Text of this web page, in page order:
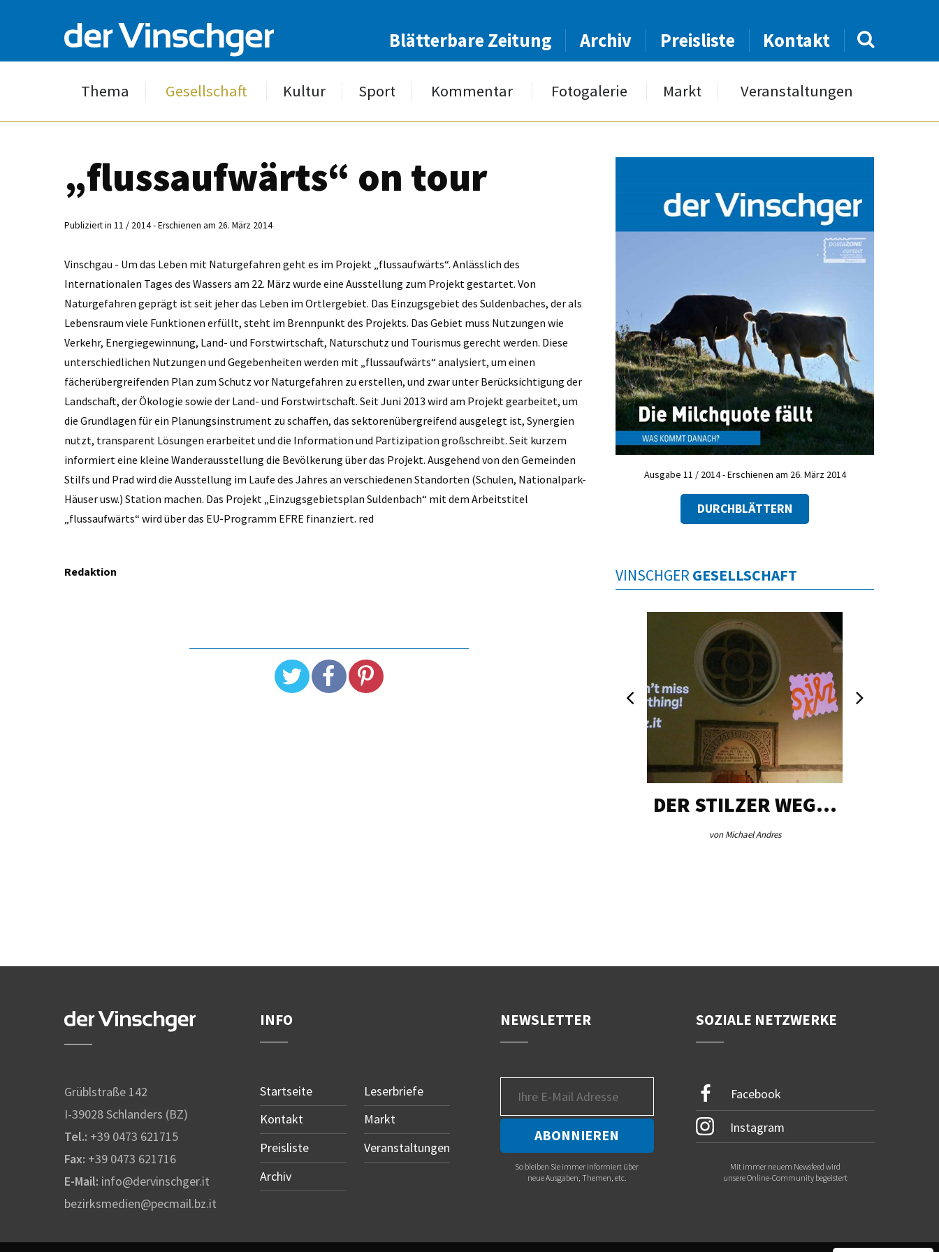
Blätterbare Zeitung Archiv Preisliste Kontakt
Thema Gesellschaft Kultur Sport Kommentar Fotogalerie Markt Veranstaltungen
„flussaufwärts“ on tour
Publiziert in 11 / 2014 - Erschienen am 26. März 2014
Vinschgau - Um das Leben mit Naturgefahren geht es im Projekt „flussaufwärts“. Anlässlich des
Internationalen Tages des Wassers am 22. März wurde eine Ausstellung zum Projekt gestartet. Von
Naturgefahren geprägt ist seit jeher das Leben im Ortlergebiet. Das Einzugsgebiet des Suldenbaches, der als
Lebensraum viele Funktionen erfüllt, steht im Brennpunkt des Projekts. Das Gebiet muss Nutzungen wie
Verkehr, Energiegewinnung, Land- und Forstwirtschaft, Naturschutz und Tourismus gerecht werden. Diese
unterschiedlichen Nutzungen und Gegebenheiten werden mit „flussaufwärts“ analysiert, um einen
fächerübergreifenden Plan zum Schutz vor Naturgefahren zu erstellen, und zwar unter Berücksichtigung der
Landschaft, der Ökologie sowie der Land- und Forstwirtschaft. Seit Juni 2013 wird am Projekt gearbeitet, um
die Grundlagen für ein Planungsinstrument zu schaffen, das sektorenübergreifend ausgelegt ist, Synergien
nutzt, transparent Lösungen erarbeitet und die Information und Partizipation großschreibt. Seit kurzem
informiert eine kleine Wanderausstellung die Bevölkerung über das Projekt. Ausgehend von den Gemeinden
Stilfs und Prad wird die Ausstellung im Laufe des Jahres an verschiedenen Standorten (Schulen, Nationalpark-
Häuser usw.) Station machen. Das Projekt „Einzugsgebietsplan Suldenbach“ mit dem Arbeitstitel
„flussaufwärts“ wird über das EU-Programm EFRE finanziert. red
Redaktion
Ausgabe 11 / 2014 - Erschienen am 26. März 2014
DURCHBLÄTTERN
VINSCHGER GESELLSCHAFT
DER STILZER WEG…
von Michael Andres
Grüblstraße 142
I-39028 Schlanders (BZ)
Tel.: +39 0473 621715
Fax: +39 0473 621716
E-Mail: info@dervinschger.it
bezirksmedien@pecmail.bz.it
INFO
Startseite
Kontakt
Preisliste
Archiv
Leserbriefe
Markt
Veranstaltungen
NEWSLETTER
So bleiben Sie immer informiert über
neue Ausgaben, Themen, etc.
SOZIALE NETZWERKE
Facebook
Instagram
Mit immer neuem Newsfeed wird
unsere Online-Community begeistert